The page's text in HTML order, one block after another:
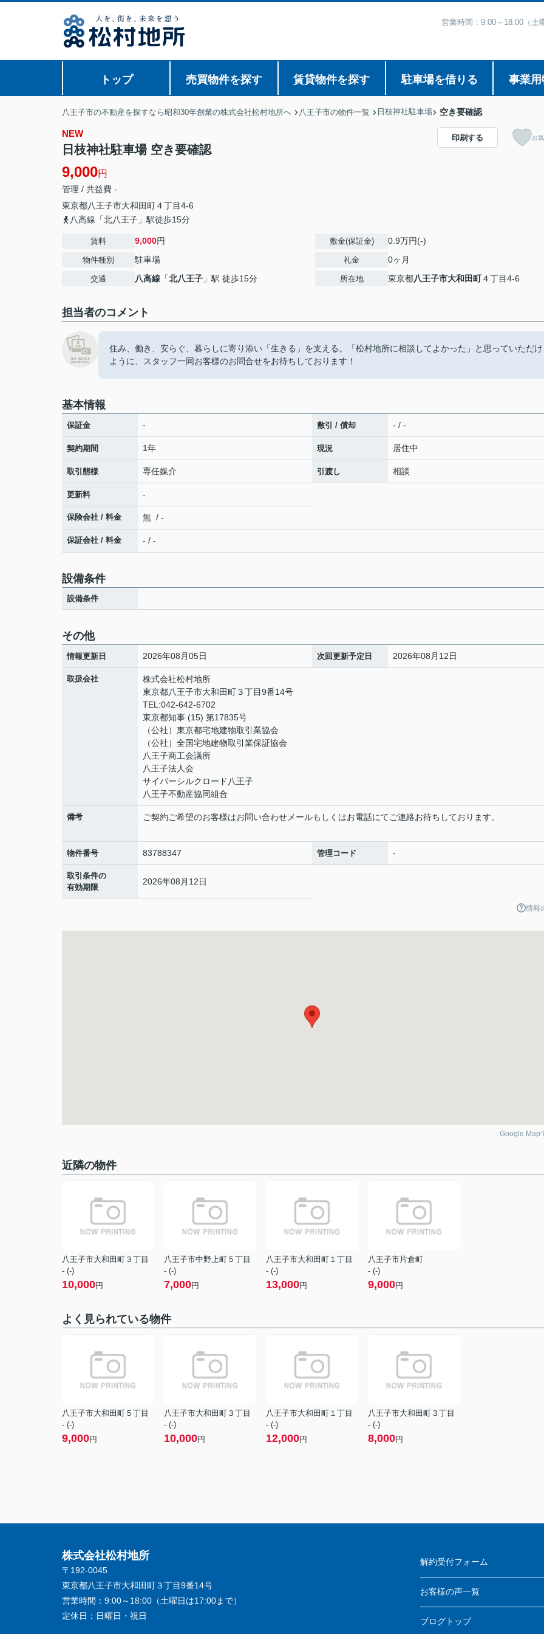
営業時間：9:00～18:00（
トップ 売買物件を探す 賃貸物件を探す 駐車場を借りる 事業
八王子市の不動産を探すなら昭和30年創業の株式会社松村地所へ 八王子市の物件一覧 日枝神社駐車場 空き要確認
NEW
日枝神社駐車場 空き要確認
9,000円
管理 / 共益費 -
東京都八王子市大和田町４丁目4-6
八高線「北八王子」駅徒歩15分
印刷する お
賃料 9,000円
物件種別 駐車場
交通 八高線 「北八王子 」駅 徒歩15分
敷金(保証金) 0.9万円(-)
礼金 0ヶ月
所在地 東京都八王子市大和田町４丁目4-6
担当者のコメント
住み、働き、安らぐ、暮らしに寄り添い「生きる」を支える。「松村地所に相談してよかった」と思っていただ
ように、スタッフ一同お客様のお問合せをお待ちしております！
基本情報
保証金 - 敷引 / 償却 - / -
契約期間 1年 現況 居住中
取引態様 専任媒介 引渡し 相談
更新料 -
保険会社 / 料金 無 / -
保証会社 / 料金 - / -
設備条件
設備条件
その他
情報更新日 2026年08月05日 次回更新予定日 2026年08月12日
取扱会社
株式会社松村地所
東京都八王子市大和田町３丁目9番14号
TEL:042-642-6702
東京都知事 (15) 第17835号
（公社）東京都宅地建物取引業協会
（公社）全国宅地建物取引業保証協会
八王子商工会議所
八王子法人会
サイバーシルクロード八王子
八王子不動産協同組合
備考 ご契約ご希望のお客様はお問い合わせメールもしくはお電話にてご連絡お待ちしております。
物件番号 83788347 管理コード -
取引条件の
有効期限
2026年08月12日
情報
Google Map
近隣の物件
八王子市大和田町３丁目
- (-)
10,000円
八王子市中野上町５丁目
- (-)
7,000円
八王子市大和田町１丁目
- (-)
13,000円
八王子市片倉町
- (-)
9,000円
よく見られている物件
八王子市大和田町５丁目
- (-)
9,000円
八王子市大和田町３丁目
- (-)
10,000円
八王子市大和田町１丁目
- (-)
12,000円
八王子市大和田町３丁目
- (-)
8,000円
株式会社松村地所
〒192-0045
東京都八王子市大和田町３丁目9番14号
営業時間： 9:00～18:00（土曜日は17:00まで）
定休日： 日曜日・祝日
解約受付フォーム
お客様の声一覧
ブログトップ